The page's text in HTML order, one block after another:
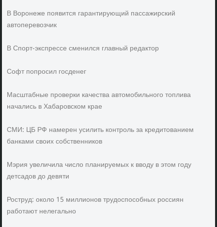
В Воронеже появится гарантирующий пассажирский
автоперевозчик
В Спорт-экспрессе сменился главный редактор
Софт попросил госденег
Масштабные проверки качества автомобильного топлива
начались в Хабаровском крае
СМИ: ЦБ РФ намерен усилить контроль за кредитованием
банками своих собственников
Мэрия увеличила число планируемых к вводу в этом году
детсадов до девяти
Роструд: около 15 миллионов трудоспособных россиян
работают нелегально